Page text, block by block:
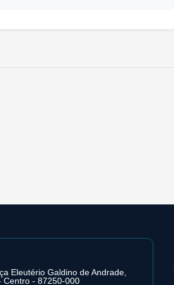
Eleutério Galdino de Andrade,
Centro - 87250-000